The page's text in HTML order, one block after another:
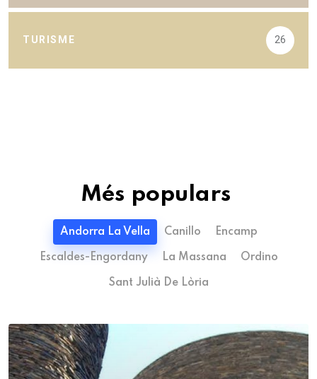
TURISME 26
Més populars
Andorra La Vella Canillo Encamp
Escaldes-Engordany La Massana Ordino
Sant Julià De Lòria